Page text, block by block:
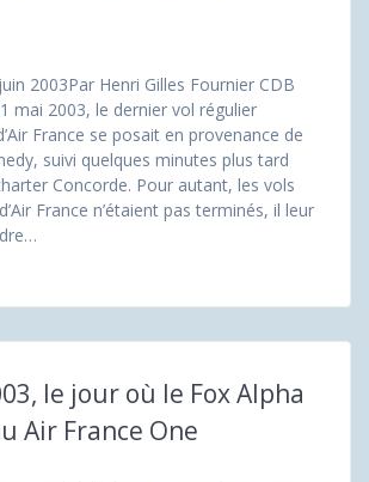
2003Par Henri Gilles Fournier CDB
mai 2003, le dernier vol régulier
France se posait en provenance de
suivi quelques minutes plus tard
Concorde. Pour autant, les vols
France n’étaient pas terminés, il leur
le jour où le Fox Alpha
Air France One